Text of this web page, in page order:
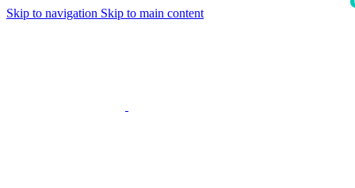
Skip to navigation Skip to main content